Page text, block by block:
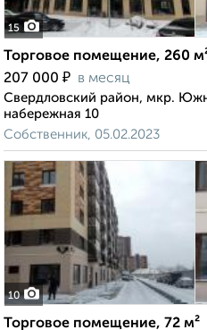
15
Торговое помещение, 260
207 000 ₽ в месяц
Свердловский район, мкр.
набережная 10
Собственник, 05.02.2023
10
Торговое помещение, 72 м²